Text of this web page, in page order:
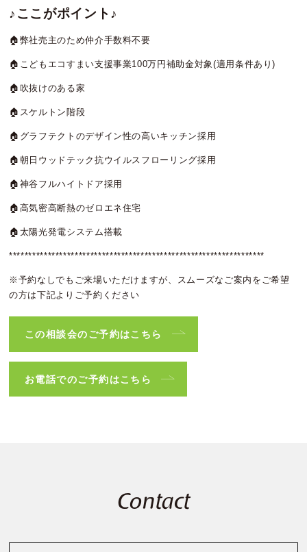
♪ここがポイント ♪
🏠弊社売主のため仲介手数料不要
🏠こどもエコすまい支援事業100万円補助金対象(適用条件あり)
🏠吹抜けのある家
🏠スケルトン階段
🏠グラフテクトのデザイン性の高いキッチン採用
🏠朝日ウッドテック抗ウイルスフローリング採用
🏠神谷フルハイトドア採用
🏠高気密高断熱のゼロエネ住宅
🏠太陽光発電システム搭載
******************************************************************
※予約なしでもご来場いただけますが、スムーズなご案内をご希望
の方は下記よりご予約ください
この相談会のご予約はこちら
お電話でのご予約はこちら
Contact